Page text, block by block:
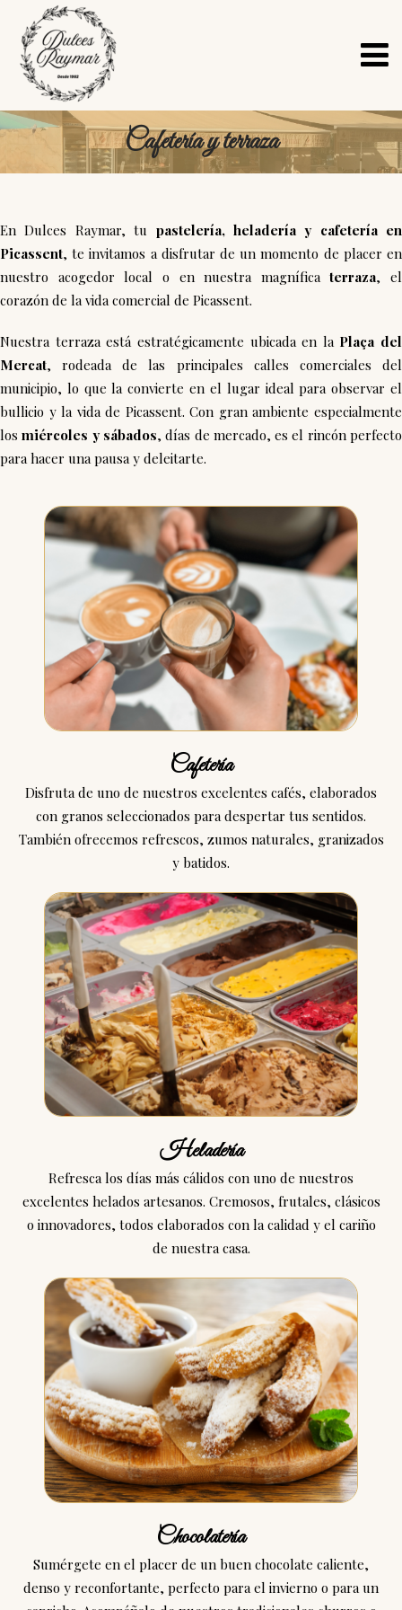
Cafetería y terraza
En Dulces Raymar, tu pastelería, heladería y cafetería en
Picassent, te invitamos a disfrutar de un momento de placer en
nuestro acogedor local o en nuestra magníficaterraza, el
corazón de la vida comercial de Picassent.
Nuestra terraza está estratégicamente ubicada en la Plaça del
Mercat, rodeada de las principales calles comerciales del
municipio, lo que la convierte en el lugar ideal para observar el
bullicio y la vida de Picassent. Con gran ambiente especialmente
losmiércoles y sábados, días de mercado, es el rincón perfecto
para hacer una pausa y deleitarte.
Cafetería
Disfruta de uno de nuestros excelentes cafés, elaborados
con granos seleccionados para despertar tus sentidos.
También ofrecemos refrescos, zumos naturales, granizados
y batidos.
Heladería
Refresca los días más cálidos con uno de nuestros
excelentes helados artesanos. Cremosos, frutales, clásicos
o innovadores, todos elaborados con la calidad y el cariño
de nuestra casa.
Chocolatería
Sumérgete en el placer de un buen chocolate caliente,
denso y reconfortante, perfecto para el invierno o para un